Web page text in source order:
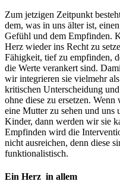
Zum jetzigen Zeitpunkt
dem, was in uns älter ist,
Gefühl und dem Empfinden.
Herz wieder ins Recht zu
Fähigkeit, tief zu empfinden,
die Werte verankert sind.
wir integrieren sie vielmehr
kritischen Unterscheidung
ohne diese zu ersetzen.
eine Mutter zu sehen und uns
Kinder, dann werden wir sie
Empfinden wird die
nicht ausreichen, denn diese
funktionalistisch.
Ein Herz in allem